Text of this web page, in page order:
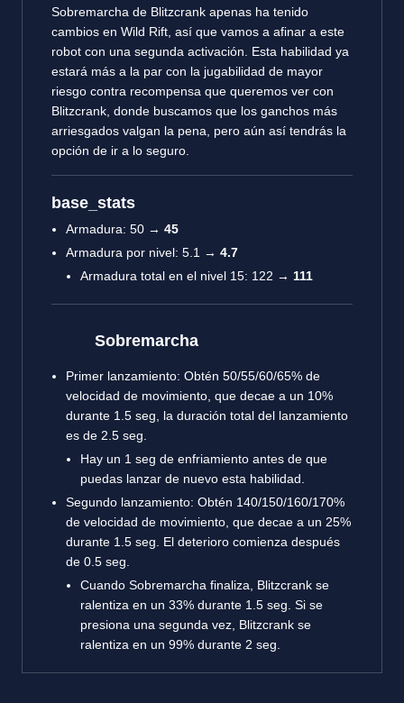
Sobremarcha de Blitzcrank apenas ha tenido
cambios en Wild Rift, así que vamos a afinar a este
robot con una segunda activación. Esta habilidad ya
estará más a la par con la jugabilidad de mayor
riesgo contra recompensa que queremos ver con
Blitzcrank, donde buscamos que los ganchos más
arriesgados valgan la pena, pero aún así tendrás la
opción de ir a lo seguro.
base_stats
Armadura: 50 → 45
Armadura por nivel: 5.1 → 4.7
Armadura total en el nivel 15: 122 → 111
Sobremarcha
Primer lanzamiento: Obtén 50/55/60/65% de
velocidad de movimiento, que decae a un 10%
durante 1.5 seg, la duración total del lanzamiento
es de 2.5 seg.
Hay un 1 seg de enfriamiento antes de que
puedas lanzar de nuevo esta habilidad.
Segundo lanzamiento: Obtén 140/150/160/170%
de velocidad de movimiento, que decae a un 25%
durante 1.5 seg. El deterioro comienza después
de 0.5 seg.
Cuando Sobremarcha finaliza, Blitzcrank se
ralentiza en un 33% durante 1.5 seg. Si se
presiona una segunda vez, Blitzcrank se
ralentiza en un 99% durante 2 seg.